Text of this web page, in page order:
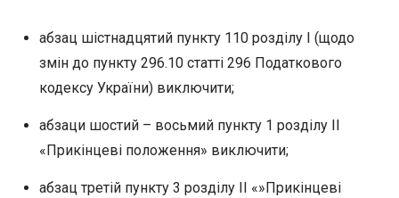
абзац шістнадцятий пункту 110 розділу I (щодо
змін до пункту 296.10 статті 296 Податкового
кодексу України) виключити;
абзаци шостий – восьмий пункту 1 розділу ІІ
«Прикінцеві положення» виключити;
абзац третій пункту 3 розділу ІІ «»Прикінцеві